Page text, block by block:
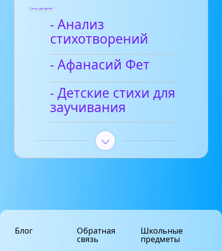
Стихи для детей
- Анализ
стихотворений
- Афанасий Фет
- Детские стихи для
заучивания
Блог Обратная
связь
Школьные
предметы